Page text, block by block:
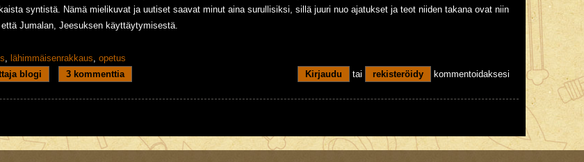
syntistä. Nämä mielikuvat ja uutiset saavat minut aina surullisiksi, sillä juuri nuo ajatukset ja teot niiden takana ovat niin
Jumalan, Jeesuksen käyttäytymisestä.
lähimmäisenrakkaus opetus
blogi 3 kommenttia Kirjaudu tai rekisteröidy kommentoidaksesi